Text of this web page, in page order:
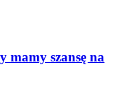
mamy szansę na